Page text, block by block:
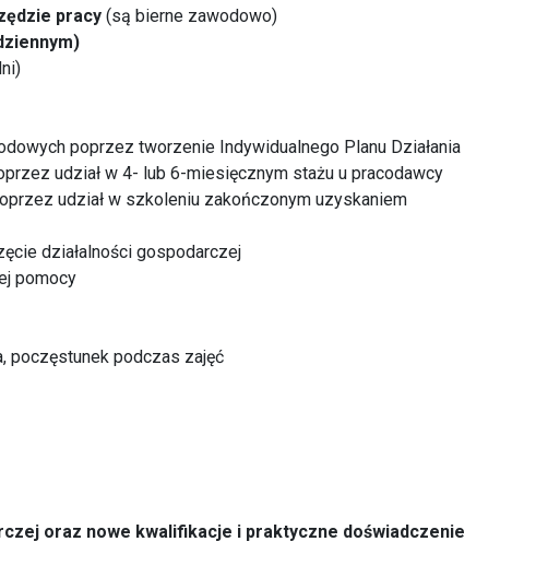
pracy (są bierne zawodowo)
poprzez tworzenie Indywidualnego Planu Działania
udział w 4- lub 6-miesięcznym stażu u pracodawcy
udział w szkoleniu zakończonym uzyskaniem
działalności gospodarczej
pomocy
poczęstunek podczas zajęć
oraz nowe kwalifikacje i praktyczne doświadczenie